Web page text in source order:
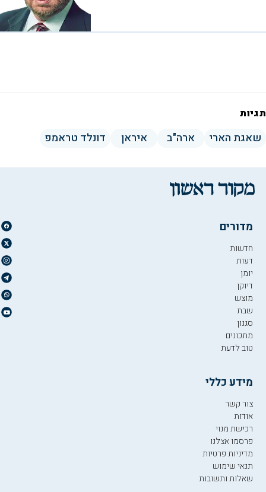
תגיות
שאגת הארי ארה"ב איראן דונלד טראמפ
מדורים
חדשות
דעות
יומן
דיוקן
מוצש
שבת
סגנון
מתכונים
טוב לדעת
מידע כללי
צור קשר
אודות
רכישת מנוי
פרסמו אצלנו
מדיניות פרטיות
תנאי שימוש
שאלות ותשובות